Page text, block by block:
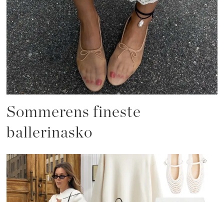
Sommerens fineste
ballerinasko